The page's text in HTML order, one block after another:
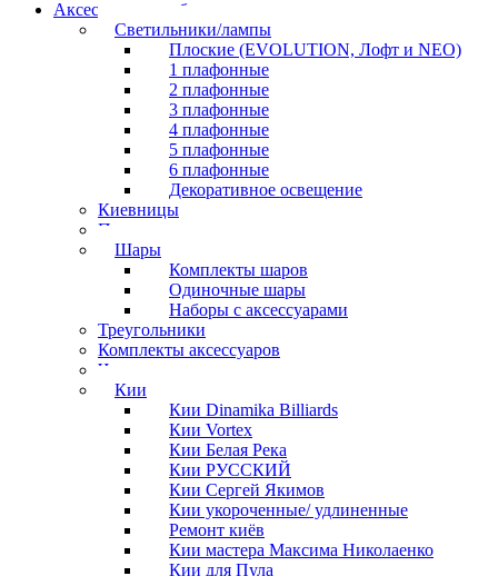
Аксессуары для бильярда
Светильники/лампы
Плоские (EVOLUTION, Лофт и NEO)
1 плафонные
2 плафонные
3 плафонные
4 плафонные
5 плафонные
6 плафонные
Декоративное освещение
Киевницы
Полочки
Шары
Комплекты шаров
Одиночные шары
Наборы с аксессуарами
Треугольники
Комплекты аксессуаров
Часы
Кии
Кии Dinamika Billiards
Кии Vortex
Кии Белая Река
Кии РУССКИЙ
Кии Сергей Якимов
Кии укороченные/ удлиненные
Ремонт киёв
Кии мастера Максима Николаенко
Кии для Пула